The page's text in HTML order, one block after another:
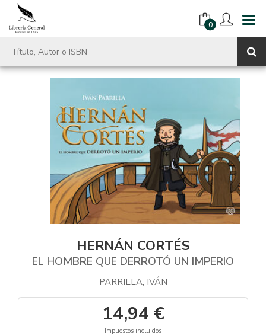
0
HERNÁN CORTÉS
EL HOMBRE QUE DERROTÓ UN IMPERIO
PARRILLA, IVÁN
14,94 €
Impuestos incluidos